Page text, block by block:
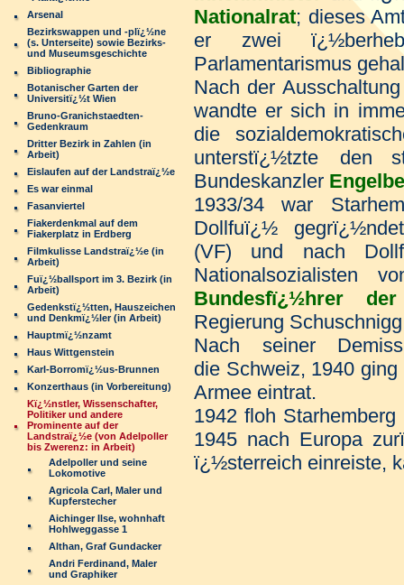
Arsenal
Bezirkswappen und -plï¿½ne
(s. Unterseite) sowie Bezirks-
und Museumsgeschichte
Bibliographie
Botanischer Garten der
Universitï¿½t Wien
Bruno-Granichstaedten-
Gedenkraum
Dritter Bezirk in Zahlen (in
Arbeit)
Eislaufen auf der Landstraï¿½e
Es war einmal
Fasanviertel
Fiakerdenkmal auf dem
Fiakerplatz in Erdberg
Filmkulisse Landstraï¿½e (in
Arbeit)
Fuï¿½ballsport im 3. Bezirk (in
Arbeit)
Gedenkstï¿½tten, Hauszeichen
und Denkmï¿½ler (in Arbeit)
Hauptmï¿½nzamt
Haus Wittgenstein
Karl-Borromï¿½us-Brunnen
Konzerthaus (in Vorbereitung)
Kï¿½nstler, Wissenschafter,
Politiker und andere
Prominente auf der
Landstraï¿½e (von Adelpoller
bis Zwerenz: in Arbeit)
Adelpoller und seine
Lokomotive
Agricola Carl, Maler und
Kupferstecher
Aichinger Ilse, wohnhaft
Hohlweggasse 1
Althan, Graf Gundacker
Andri Ferdinand, Maler
und Graphiker
Nationalrat; dieses
er zwei
Parlamentarismus
Nach der
wandte er sich in
die
unterstï¿½tzte den
Bundeskanzler
1933/34 war
Dollfuï¿½
(VF) und nach
Nationalsozialisten
Bundesfï¿½hrer
Regierung
Nach seiner
die Schweiz, 1940
Armee eintrat.
1942 floh
1945 nach Europa
ï¿½sterreich einreiste,